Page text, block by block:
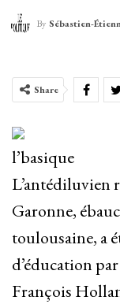
By Sébastien-Étienne
Share
l’basique
L’antédiluvien
Garonne,
toulousaine, a
d’éducation
François